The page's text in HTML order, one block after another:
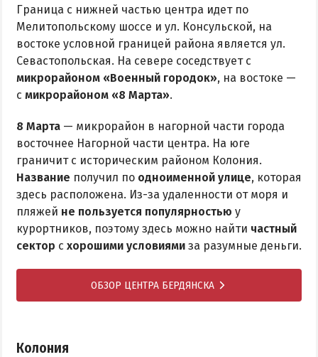
Граница с нижней частью центра идет по
Мелитопольскому шоссе и ул. Консульской, на
востоке условной границей района является ул.
Севастопольская. На севере соседствует с
микрорайоном «Военный городок», на востоке —
с микрорайоном «8 Марта».
8 Марта — микрорайон в нагорной части города
восточнее Нагорной части центра. На юге
граничит с историческим районом Колония.
Название получил по одноименной улице, которая
здесь расположена. Из-за удаленности от моря и
пляжей не пользуется популярностью у
курортников, поэтому здесь можно найти частный
сектор с хорошими условиями за разумные деньги.
ОБЗОР ЦЕНТРА БЕРДЯНСКА
Колония